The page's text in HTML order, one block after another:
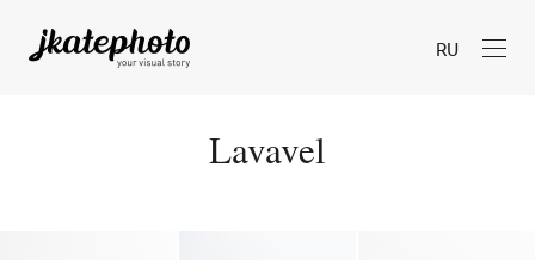
RU
Lavavel